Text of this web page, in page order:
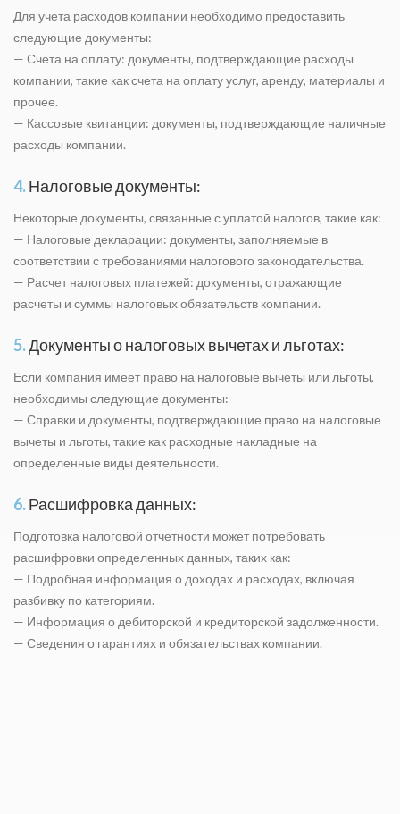
Для учета расходов компании необходимо предоставить
следующие документы:
— Счета на оплату: документы, подтверждающие расходы
компании, такие как счета на оплату услуг, аренду, материалы и
прочее.
— Кассовые квитанции: документы, подтверждающие наличные
расходы компании.
4.Налоговые документы:
Некоторые документы, связанные с уплатой налогов, такие как:
— Налоговые декларации: документы, заполняемые в
соответствии с требованиями налогового законодательства.
— Расчет налоговых платежей: документы, отражающие
расчеты и суммы налоговых обязательств компании.
5.Документы о налоговых вычетах и льготах:
Если компания имеет право на налоговые вычеты или льготы,
необходимы следующие документы:
— Справки и документы, подтверждающие право на налоговые
вычеты и льготы, такие как расходные накладные на
определенные виды деятельности.
6.Расшифровка данных:
Подготовка налоговой отчетности может потребовать
расшифровки определенных данных, таких как:
— Подробная информация о доходах и расходах, включая
разбивку по категориям.
— Информация о дебиторской и кредиторской задолженности.
— Сведения о гарантиях и обязательствах компании.